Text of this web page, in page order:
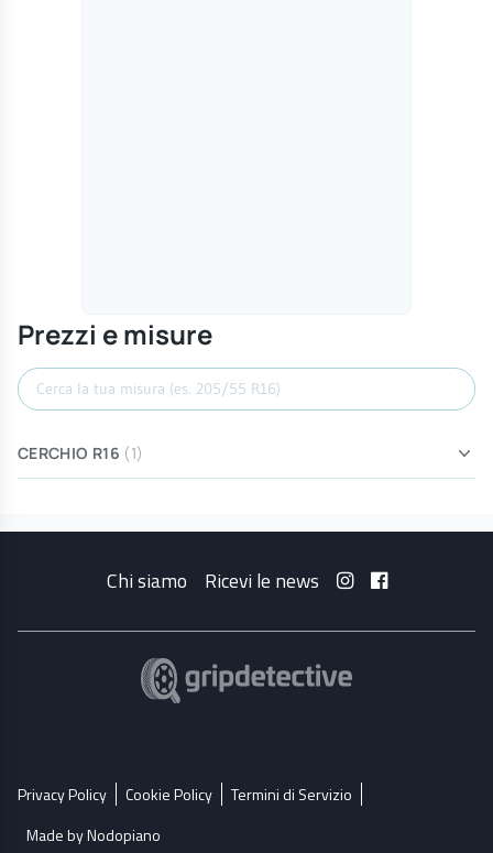
Prezzi e misure
Cerca misura
CERCHIO R16 (1)
Chi siamo Ricevi le news
Privacy Policy Cookie Policy
Termini di Servizio
Made by Nodopiano